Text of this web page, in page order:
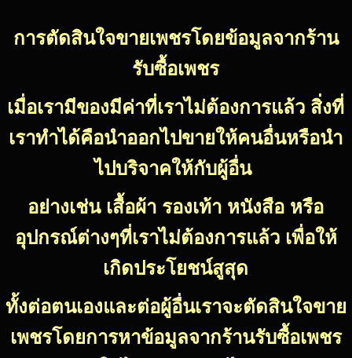
การตัดสินใจขายเพชรโดยข้อมูลจากร้าน
รับซื้อเพชร
เมื่อเรามีของมีค่าที่เราไม่ต้องการแล้ว สิ่งที่
เราทำได้คือนำออกไปขายให้คนอื่นหรือนำ
ไปบริจาคให้กับผู้อื่น
อย่างเช่น เสื้อผ้า รองเท้า หนังสือ หรือ
อุปกรณ์ต่างๆที่เราไม่ต้องการแล้ว เพื่อให้
เกิดประโยชน์สูสุด
ทั้งต่อตนเองและต่อผู้อื่นเราจะตัดสินใจขาย
เพชรโดยการหาข้อมูลจากร้านรับซื้อเพชร